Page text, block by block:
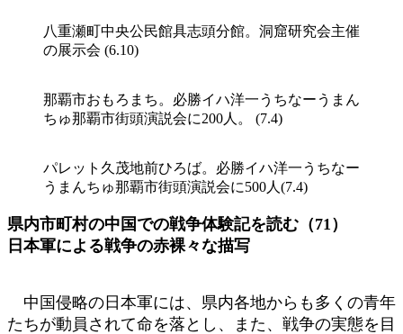
八重瀬町中央公民館具志頭分館。洞窟研究会主催
の展示会 (6.10)
那覇市おもろまち。必勝イハ洋一うちなーうまん
ちゅ那覇市街頭演説会に200人。 (7.4)
パレット久茂地前ひろば。必勝イハ洋一うちなー
うまんちゅ那覇市街頭演説会に500人(7.4)
県内市町村の中国での戦争体験記を読む（71）
日本軍による戦争の赤裸々な描写
中国侵略の日本軍には、県内各地からも多くの青年
たちが動員されて命を落とし、また、戦争の実態を目